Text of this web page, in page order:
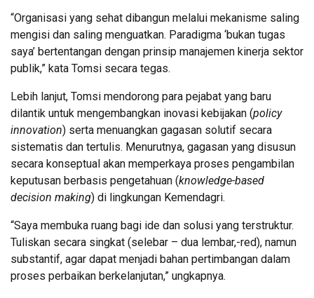
“Organisasi yang sehat dibangun melalui mekanisme saling
mengisi dan saling menguatkan. Paradigma ‘bukan tugas
saya’ bertentangan dengan prinsip manajemen kinerja sektor
publik,” kata Tomsi secara tegas.
Lebih lanjut, Tomsi mendorong para pejabat yang baru
dilantik untuk mengembangkan inovasi kebijakan (policy
innovation) serta menuangkan gagasan solutif secara
sistematis dan tertulis. Menurutnya, gagasan yang disusun
secara konseptual akan memperkaya proses pengambilan
keputusan berbasis pengetahuan (knowledge-based
decision making) di lingkungan Kemendagri.
“Saya membuka ruang bagi ide dan solusi yang terstruktur.
Tuliskan secara singkat (selebar – dua lembar,-red), namun
substantif, agar dapat menjadi bahan pertimbangan dalam
proses perbaikan berkelanjutan,” ungkapnya.